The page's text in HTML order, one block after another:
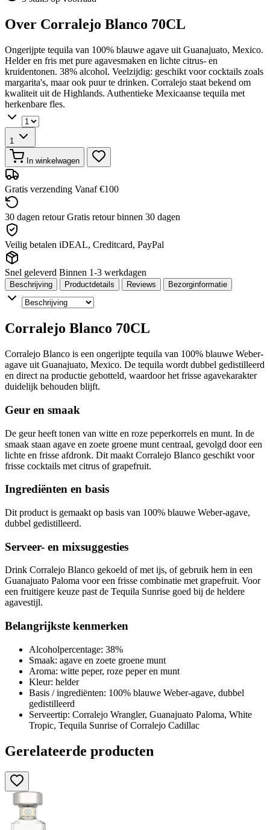
Over Corralejo Blanco 70CL
Ongerijpte tequila van 100% blauwe agave uit Guanajuato, Mexico.
Helder en fris met pure agavesmaken en lichte citrus- en
kruidentonen. 38% alcohol. Veelzijdig: geschikt voor cocktails zoals
margarita's, maar ook puur te drinken. Corralejo staat bekend om
kwaliteit uit de Highlands. Authentieke Mexicaanse tequila met
herkenbare fles.
1
In winkelwagen
Gratis verzending Vanaf €100
30 dagen retour Gratis retour binnen 30 dagen
Veilig betalen iDEAL, Creditcard, PayPal
Snel geleverd Binnen 1-3 werkdagen
Beschrijving Productdetails Reviews Bezorginformatie
Corralejo Blanco 70CL
Corralejo Blanco is een ongerijpte tequila van 100% blauwe Weber-
agave uit Guanajuato, Mexico. De tequila wordt dubbel gedistilleerd
en direct na productie gebotteld, waardoor het frisse agavekarakter
duidelijk behouden blijft.
Geur en smaak
De geur heeft tonen van witte en roze peperkorrels en munt. In de
smaak staan agave en zoete groene munt centraal, gevolgd door een
lichte en frisse afdronk. Dit maakt Corralejo Blanco geschikt voor
frisse cocktails met citrus of grapefruit.
Ingrediënten en basis
Dit product is gemaakt op basis van 100% blauwe Weber-agave,
dubbel gedistilleerd.
Serveer- en mixsuggesties
Drink Corralejo Blanco gekoeld of met ijs, of gebruik hem in een
Guanajuato Paloma voor een frisse combinatie met grapefruit. Voor
een fruitigere keuze past de Tequila Sunrise goed bij de heldere
agavestijl.
Belangrijkste kenmerken
Alcoholpercentage: 38%
Smaak: agave en zoete groene munt
Aroma: witte peper, roze peper en munt
Kleur: helder
Basis / ingrediënten: 100% blauwe Weber-agave, dubbel
gedistilleerd
Serveertip: Corralejo Wrangler, Guanajuato Paloma, White
Tropic, Tequila Sunrise of Corralejo Cadillac
Gerelateerde producten